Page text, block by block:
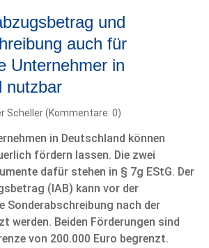
und
auch für
Unternehmer in
nutzbar
Scheller (Kommentare: 0)
in Deutschland können
fördern lassen. Die zwei
dafür stehen in § 7g EStG. Der
(IAB) kann vor der
Sonderabschreibung nach der
werden. Beiden Förderungen sind
von 200.000 Euro begrenzt.